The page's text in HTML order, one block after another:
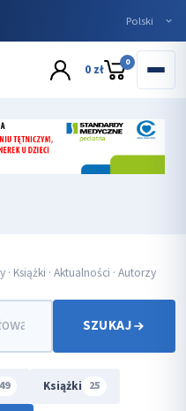
0 zł 0
· Książki · Aktualności · Autorzy
SZUKAJ
Książki 25